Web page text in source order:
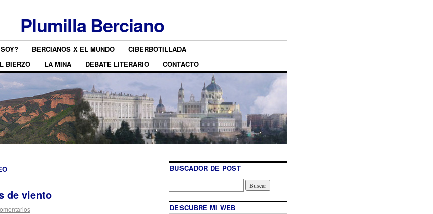
Plumilla Berciano
BERCIANOS X EL MUNDO
CIBERBOTILLADA
BIERZO
LA MINA DEBATE LITERARIO CONTACTO
de viento
BUSCADOR DE POST
DESCUBRE MI WEB